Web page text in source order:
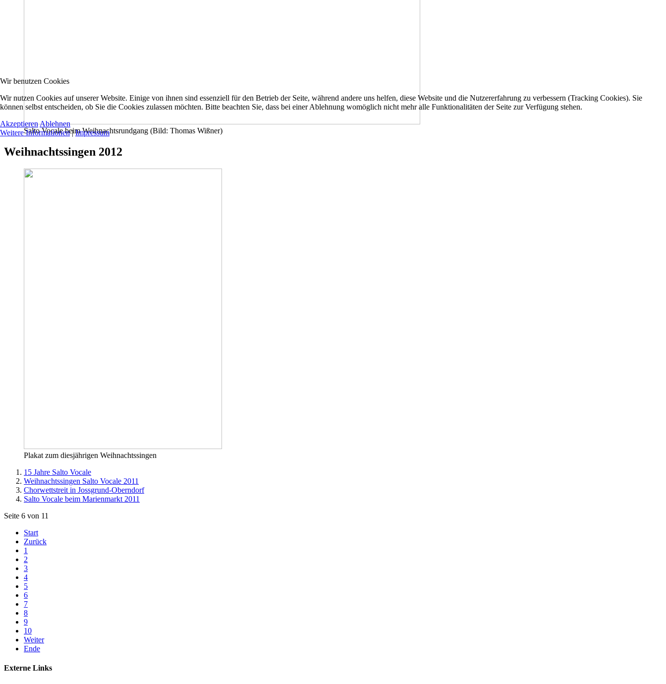
Salto Vocale beim Weihnachtsrundgang (Bild: Thomas Wißner)
Weihnachtssingen 2012
Plakat zum diesjährigen Weihnachtssingen
15 Jahre Salto Vocale
Weihnachtssingen Salto Vocale 2011
Chorwettstreit in Jossgrund-Oberndorf
Salto Vocale beim Marienmarkt 2011
Seite 6 von 11
Start
Zurück
1
2
3
4
5
6
7
8
9
10
Weiter
Ende
Externe Links
Wir benutzen Cookies
Wir nutzen Cookies auf unserer Website. Einige von ihnen sind essenziell für den Betrieb der Seite, während andere uns helfen, diese Website und die Nutzererfahrung zu verbessern (Tracking Cookies). Sie
können selbst entscheiden, ob Sie die Cookies zulassen möchten. Bitte beachten Sie, dass bei einer Ablehnung womöglich nicht mehr alle Funktionalitäten der Seite zur Verfügung stehen.
AkzeptierenAblehnen
Weitere Informationen|Impressum